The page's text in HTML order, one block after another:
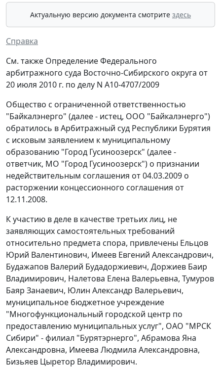
Актуальную версию документа смотрите здесь
Справка
См. также Определение Федерального
арбитражного суда Восточно-Сибирского округа от
20 июля 2010 г. по делу N А10-4707/2009
Общество с ограниченной ответственностью
"Байкалэнерго" (далее - истец, ООО "Байкалэнерго")
обратилось в Арбитражный суд Республики Бурятия
с исковым заявлением к муниципальному
образованию "Город Гусиноозерск" (далее -
ответчик, МО "Город Гусиноозерск") о признании
недействительным соглашения от 04.03.2009 о
расторжении концессионного соглашения от
12.11.2008.
К участию в деле в качестве третьих лиц, не
заявляющих самостоятельных требований
относительно предмета спора, привлечены Ельцов
Юрий Валентинович, Имеев Евгений Александрович,
Будажапов Валерий Будадоржиевич, Доржиев Баир
Владимирович, Налетова Елена Валерьевна, Тумуров
Баяр Занаевич, Юлин Александр Валерьевич,
муниципальное бюджетное учреждение
"Многофункциональный городской центр по
предоставлению муниципальных услуг", ОАО "МРСК
Сибири" - филиал "Бурятэрнерго", Абрамова Яна
Александровна, Имеева Людмила Александровна,
Бизьяев Цыретор Владимирович.